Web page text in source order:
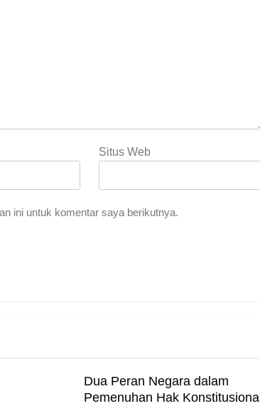
Situs Web
ini untuk komentar saya berikutnya.
Dua Peran Negara dalam
Pemenuhan Hak Konstitusional